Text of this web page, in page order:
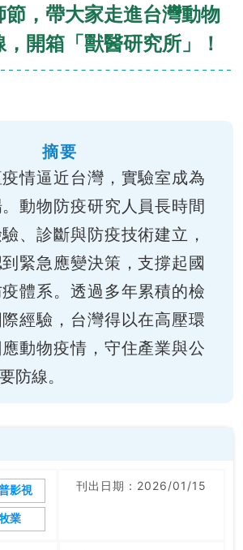
，帶大家走進台灣動物
開箱「獸醫研究所」！
摘要
情逼近台灣，實驗室成為
動物防疫研究人員長時間
、診斷與防疫技術建立，
緊急應變決策，支撐起國
體系。透過多年累積的檢
經驗，台灣得以在高壓環
動物疫情，守住產業與公
防線。
影視
業
刊出日期：2026/01/15